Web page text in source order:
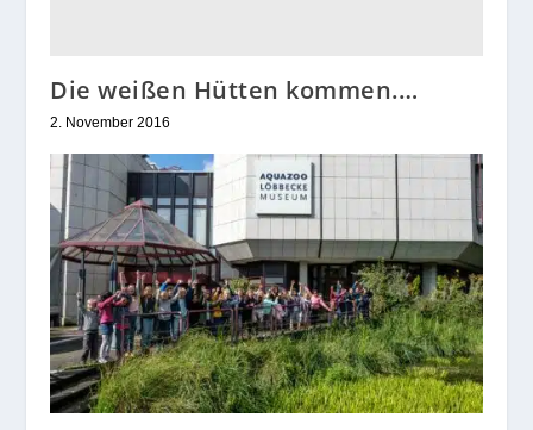
Die weißen Hütten kommen.…
2. November 2016